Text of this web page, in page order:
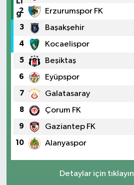
2 Erzurumspor FK
3 Başakşehir
4 Kocaelispor
5 Beşiktaş
6 Eyüpspor
7 Galatasaray
8 Çorum FK
9 Gaziantep FK
10 Alanyaspor
Detaylar için tıklayın